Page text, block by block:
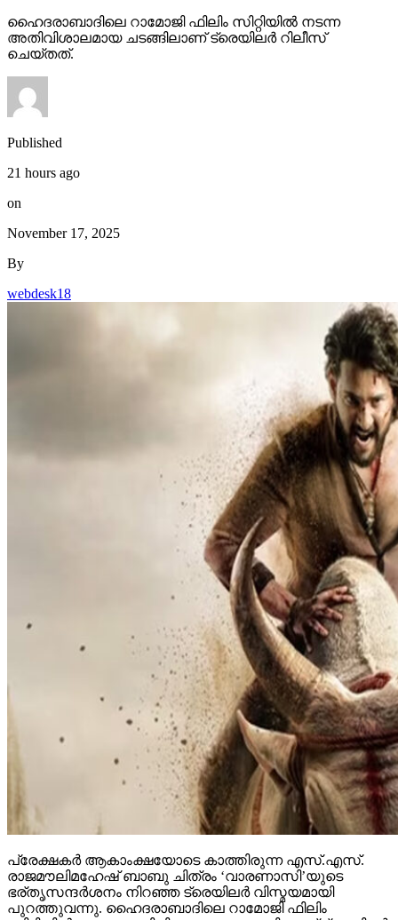
ഹൈദരാബാദിലെ റാമോജി ഫിലിം സിറ്റിയില്‍ നടന്ന
അതിവിശാലമായ ചടങ്ങിലാണ് ട്രെയിലര്‍ റിലീസ്
ചെയ്തത്.
Published
21 hours ago
on
November 17, 2025
By
webdesk18
പ്രേക്ഷകര്‍ ആകാംക്ഷയോടെ കാത്തിരുന്ന എസ്.എസ്.
രാജമൗലിമഹേഷ് ബാബു ചിത്രം ‘വാരണാസി’യുടെ
ഭര്തൃസന്ദര്‍ശനം നിറഞ്ഞ ട്രെയിലര്‍ വിസ്മയമായി
പുറത്തുവന്നു. ഹൈദരാബാദിലെ റാമോജി ഫിലിം